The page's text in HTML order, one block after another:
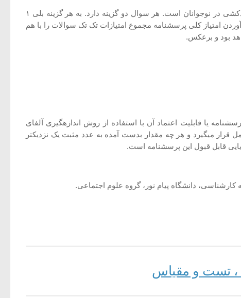
خودکشی در نوجوانان ۱۳ سوال دارد و توسط کیت طراحی شده است. هدف اصلی آن ارزیابی میزان تمایل یا احتمالی خودکشی در نوجوانان است. هر سوال دو گزینه دارد. به هر گزینه بلی ۱
گذاری در مورد سوالات ۱، ۵، و ۱۱ معکوس خواهد شد. برای بدست آوردن امتیاز کلی پرسشنامه مجموع امتیازات تک تک سوالات را با هم
پرسشنامه یا قابلیت اعتماد آن با استفاده از روش اندازه­گیری آلفای
کرونباخ از صفر (۰) به معنای عدم پایداری، تا مثبت یک (۱+) به معنای پایائی کامل قرار می­گیرد و هر چه مقدار بدست آمده به عدد مثبت یک نزدیکتر
، تست و مقیاس